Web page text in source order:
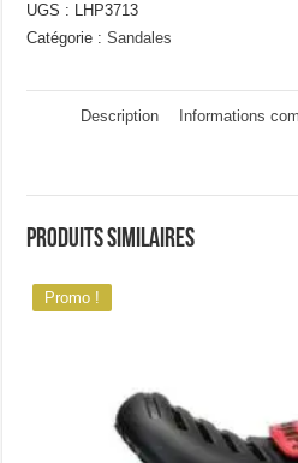
cuir
style
UGS : LHP3713
Catégorie :Sandales
Description Informations
Produits similaires
Promo !